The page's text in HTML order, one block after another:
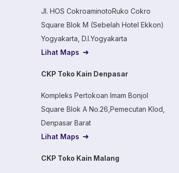
Jl. HOS CokroaminotoRuko Cokro
Square Blok M (Sebelah Hotel Ekkon)
Yogyakarta, D.I.Yogyakarta
Lihat Maps
CKP Toko Kain Denpasar
Kompleks Pertokoan Imam Bonjol
Square Blok A No.26,Pemecutan Klod,
Denpasar Barat
Lihat Maps
CKP Toko Kain Malang